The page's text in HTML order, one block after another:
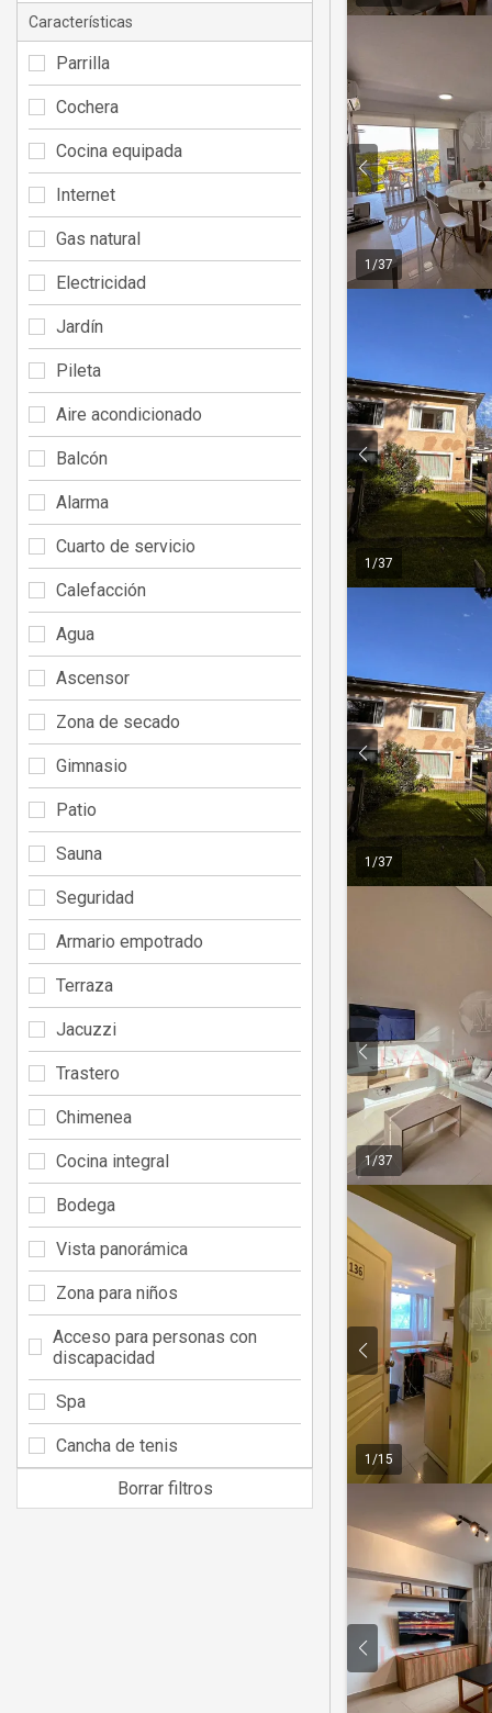
1 /37
1 /37
1 /37
1/37
1 /15
Características
Parrilla
Cochera
Cocina equipada
Internet
Gas natural
Electricidad
Jardín
Pileta
Aire acondicionado
Balcón
Alarma
Cuarto de servicio
Calefacción
Agua
Ascensor
Zona de secado
Gimnasio
Patio
Sauna
Seguridad
Armario empotrado
Terraza
Jacuzzi
Trastero
Chimenea
Cocina integral
Bodega
Vista panorámica
Zona para niños
Acceso para personas con
discapacidad
Spa
Cancha de tenis
Borrar filtros